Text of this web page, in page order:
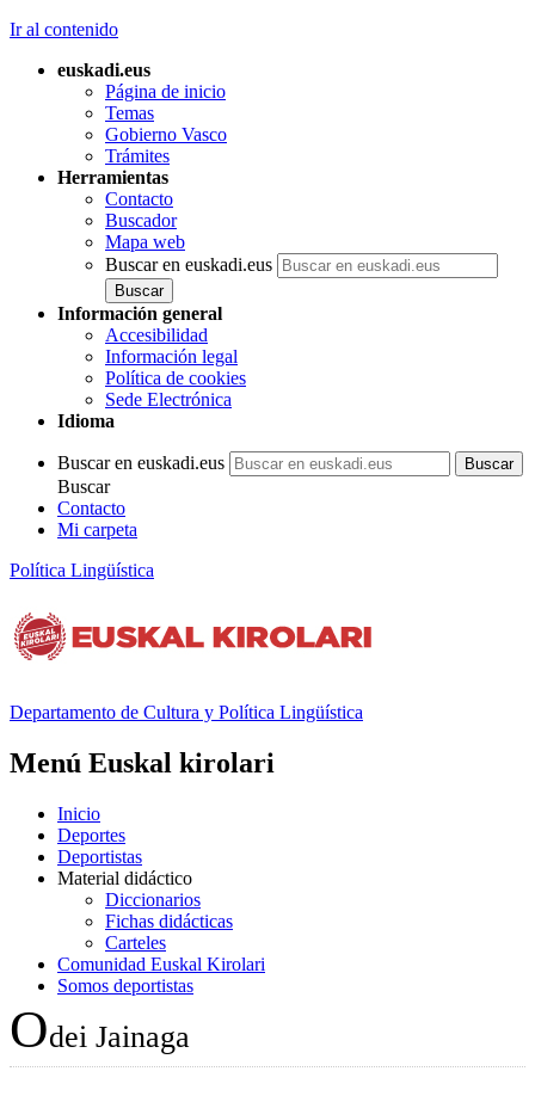
Ir al contenido
euskadi.eus
Página de inicio
Temas
Gobierno Vasco
Trámites
Herramientas
Contacto
Buscador
Mapa web
Buscar en euskadi.eus
Información general
Accesibilidad
Información legal
Política de cookies
Sede Electrónica
Idioma
Buscar en euskadi.eus
Buscar
Contacto
Mi carpeta
Política Lingüística
Departamento de Cultura y Política Lingüística
Menú Euskal kirolari
Inicio
Deportes
Deportistas
Material didáctico
Diccionarios
Fichas didácticas
Carteles
Comunidad Euskal Kirolari
Somos deportistas
Odei Jainaga